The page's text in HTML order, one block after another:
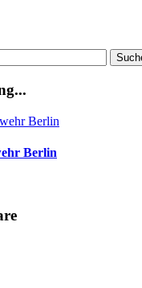
Berlin